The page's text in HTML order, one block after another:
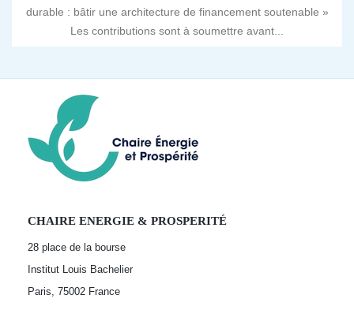
durable : bâtir une architecture de financement soutenable »
Les contributions sont à soumettre avant...
CHAIRE ENERGIE & PROSPERITÉ
28 place de la bourse
Institut Louis Bachelier
Paris, 75002 France